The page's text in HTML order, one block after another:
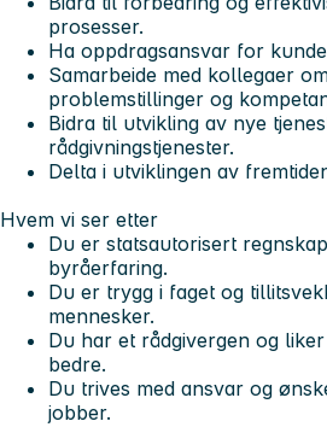
prosesser.
Ha oppdragsansvar for
Samarbeide med kollegaer
problemstillinger og
Bidra til utvikling av nye
rådgivningstjenester.
Delta i utviklingen av
Hvem vi ser etter
Du er statsautorisert
byråerfaring.
Du er trygg i faget og
mennesker.
Du har et rådgivergen og
bedre.
Du trives med ansvar og
jobber.